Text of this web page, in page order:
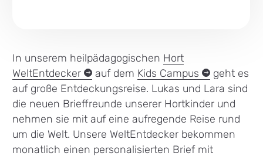
In unserem heilpädagogischen Hort
WeltEntdecker
auf dem Kids Campus
geht es
auf große Entdeckungsreise. Lukas und Lara sind
die neuen Brieffreunde unserer Hortkinder und
nehmen sie mit auf eine aufregende Reise rund
um die Welt. Unsere WeltEntdecker bekommen
monatlich einen personalisierten Brief mit